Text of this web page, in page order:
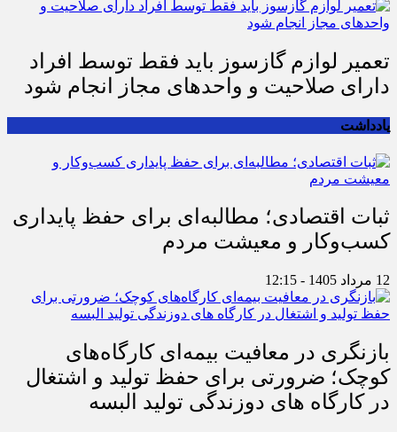
تعمیر لوازم گازسوز باید فقط توسط افراد
دارای صلاحیت و واحدهای مجاز انجام شود
یادداشت
ثبات اقتصادی؛ مطالبه‌ای برای حفظ پایداری
کسب‌وکار و معیشت مردم
12 مرداد 1405 - 12:15
بازنگری در معافیت بیمه‌ای کارگاه‌های
کوچک؛ ضرورتی برای حفظ تولید و اشتغال
در کارگاه های دوزندگی تولید البسه